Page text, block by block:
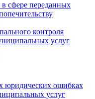
в сфере переданных
контроля
услуг
юридических ошибках
услуг